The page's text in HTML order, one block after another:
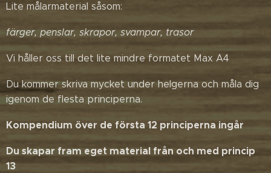
Lite målarmaterial såsom:
färger, penslar, skrapor, svampar, trasor
Vi håller oss till det lite mindre formatet Max A4
Du kommer skriva mycket under helgerna och måla dig
igenom de flesta principerna.
Kompendium över de första 12 principerna ingår
Du skapar fram eget material från och med princip
13